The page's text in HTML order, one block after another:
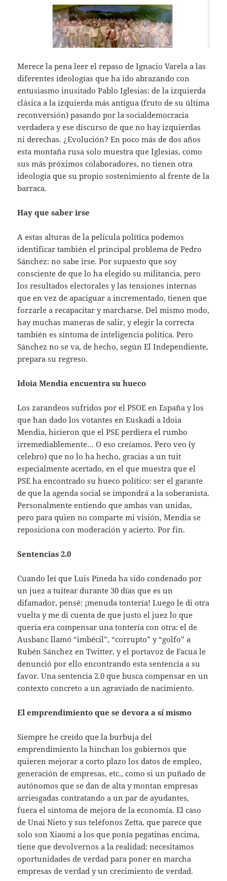
Merece la pena leer el repaso de Ignacio Varela a las
diferentes ideologías que ha ido abrazando con
entusiasmo inusitado Pablo Iglesias: de la izquierda
clásica a la izquierda más antigua (fruto de su última
reconversión) pasando por la socialdemocracia
verdadera y ese discurso de que no hay izquierdas
ni derechas. ¿Evolución? En poco más de dos años
esta montaña rusa solo muestra que Iglesias, como
sus más próximos colaboradores, no tienen otra
ideología que su propio sostenimiento al frente de la
barraca.
Hay que saber irse
A estas alturas de la película política podemos
identificar también el principal problema de Pedro
Sánchez: no sabe irse. Por supuesto que soy
consciente de que lo ha elegido su militancia, pero
los resultados electorales y las tensiones internas
que en vez de apaciguar a incrementado, tienen que
forzarle a recapacitar y marcharse. Del mismo modo,
hay muchas maneras de salir, y elegir la correcta
también es síntoma de inteligencia política. Pero
Sánchez no se va, de hecho, según El Independiente,
prepara su regreso.
Idoia Mendia encuentra su hueco
Los zarandeos sufridos por el PSOE en España y los
que han dado los votantes en Euskadi a Idoia
Mendia, hicieron que el PSE perdiera el rumbo
irremediablemente… O eso creíamos. Pero veo (y
celebro) que no lo ha hecho, gracias a un tuit
especialmente acertado, en el que muestra que el
PSE ha encontrado su hueco político: ser el garante
de que la agenda social se impondrá a la soberanista.
Personalmente entiendo que ambas van unidas,
pero para quien no comparte mi visión, Mendia se
reposiciona con moderación y acierto. Por fin.
Sentencias 2.0
Cuando leí que Luis Pineda ha sido condenado por
un juez a tuitear durante 30 días que es un
difamador, pensé: ¡menuda tontería! Luego le di otra
vuelta y me di cuenta de que justo el juez lo que
quería era compensar una tontería con otra: el de
Ausbanc llamó “imbécil”, “corrupto” y “golfo” a
Rubén Sánchez en Twitter, y el portavoz de Facua le
denunció por ello encontrando esta sentencia a su
favor. Una sentencia 2.0 que busca compensar en un
contexto concreto a un agraviado de nacimiento.
El emprendimiento que se devora a sí mismo
Siempre he creído que la burbuja del
emprendimiento la hinchan los gobiernos que
quieren mejorar a corto plazo los datos de empleo,
generación de empresas, etc., como si un puñado de
autónomos que se dan de alta y montan empresas
arriesgadas contratando a un par de ayudantes,
fuera el síntoma de mejora de la economía. El caso
de Unai Nieto y sus teléfonos Zetta, que parece que
solo son Xiaomi a los que ponía pegatinas encima,
tiene que devolvernos a la realidad: necesitamos
oportunidades de verdad para poner en marcha
empresas de verdad y un crecimiento de verdad.